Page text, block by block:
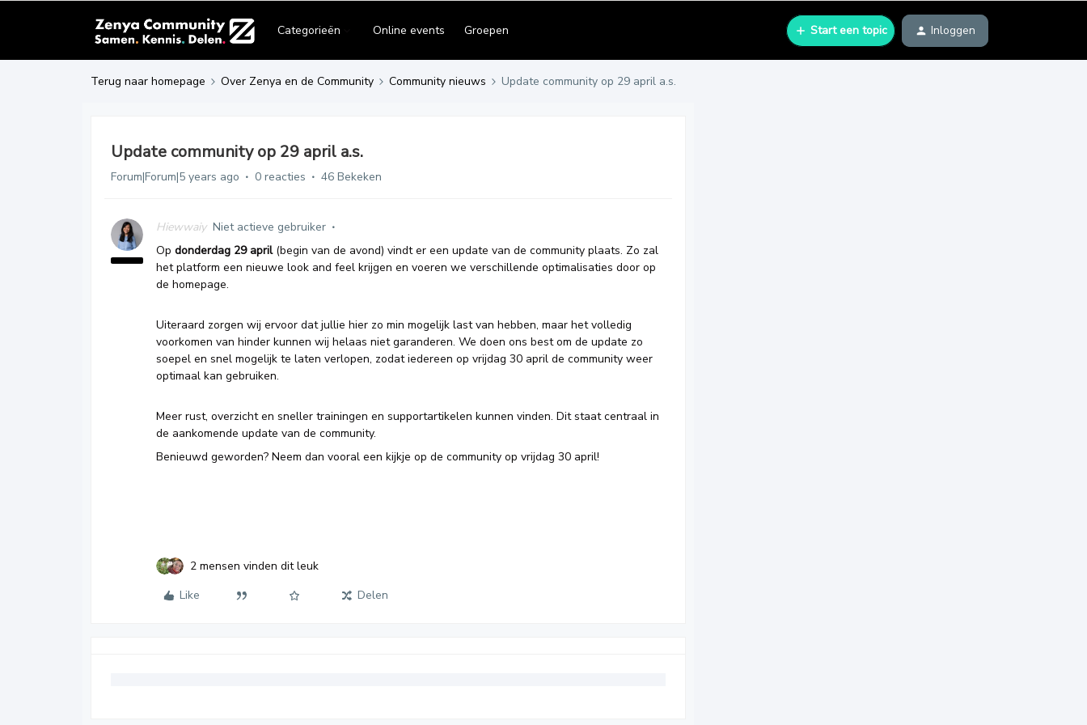
Categorieën Online events Groepen Start een topic Inloggen
Terug naar homepage Over Zenya en de Community Community nieuws Update community op 29 april a.s.
Update community op 29 april a.s.
Forum|Forum|5 years ago 0 reacties 46 Bekeken
Hiewwaiy Niet actieve gebruiker
Op donderdag 29 april(begin van de avond) vindt er een update van de community plaats. Zo zal
het platform een nieuwe look and feel krijgen en voeren we verschillende optimalisaties door op
de homepage.
Uiteraard zorgen wij ervoor dat jullie hier zo min mogelijk last van hebben, maar het volledig
voorkomen van hinder kunnen wij helaas niet garanderen. We doen ons best om de update zo
soepel en snel mogelijk te laten verlopen, zodat iedereen op vrijdag 30 april de community weer
optimaal kan gebruiken.
Meer rust, overzicht en sneller trainingen en supportartikelen kunnen vinden. Dit staat centraal in
de aankomende update van de community.
Benieuwd geworden? Neem dan vooral een kijkje op de community op vrijdag 30 april!
2 mensen vinden dit leuk
Like
Delen